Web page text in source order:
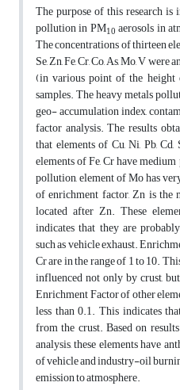
The purpose of this research
pollution in PM10 aerosols in
The concentrations of thirteen
Se, Zn, Fe, Cr, Co, As, Mo, V
(in various point of the height
samples. The heavy metals
geo- accumulation index,
factor analysis. The results
that elements of Cu, Ni, Pb,
elements of Fe, Cr have
pollution, element of Mo has
of enrichment factor, Zn is the
located after Zn. These
indicates that they are
such as vehicle exhaust.
Cr are in the range of 1 to 10.
influenced not only by crust,
Enrichment Factor of other
less than 0.1. This indicates
from the crust. Based on
analysis, these elements have
of vehicle and industry-oil
emission to atmosphere.